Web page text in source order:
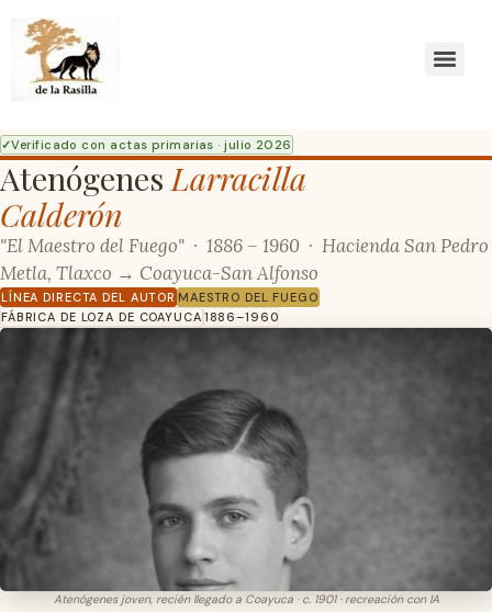
Verificado con actas primarias · julio 2026
Atenógenes Larracilla
Calderón
"El Maestro del Fuego" · 1886 – 1960 · Hacienda San Pedro
Metla, Tlaxco → Coayuca-San Alfonso
LÍNEA DIRECTA DEL AUTOR MAESTRO DEL FUEGO
FÁBRICA DE LOZA DE COAYUCA 1886–1960
Atenógenes joven, recién llegado a Coayuca · c. 1901 · recreación con IA